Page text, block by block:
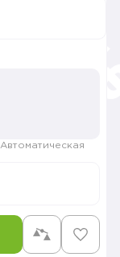
Автоматическая